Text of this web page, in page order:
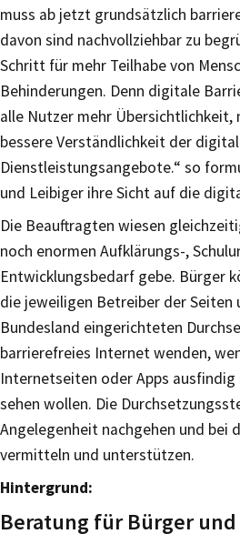
muss ab jetzt grundsätzlich
davon sind nachvollziehbar zu
Schritt für mehr Teilhabe von
Behinderungen. Denn digitale
alle Nutzer mehr
bessere Verständlichkeit der
Dienstleistungsangebote.“ so
und Leibiger ihre Sicht auf die
Die Beauftragten wiesen
noch enormen Aufklärungs-,
Entwicklungsbedarf gebe. Bürger
die jeweiligen Betreiber der Seiten
Bundesland eingerichteten
barrierefreies Internet wenden,
Internetseiten oder Apps
sehen wollen. Die
Angelegenheit nachgehen und bei
vermitteln und unterstützen.
Hintergrund:
Beratung für Bürger